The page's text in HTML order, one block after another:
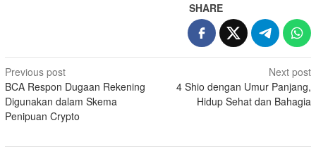
SHARE
Post
navigation
Previous post
BCA Respon Dugaan Rekening
Digunakan dalam Skema
Penipuan Crypto
Next post
4 Shio dengan Umur Panjang,
Hidup Sehat dan Bahagia